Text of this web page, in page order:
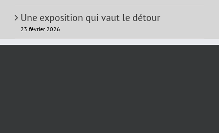
Une exposition qui vaut le détour
23 février 2026